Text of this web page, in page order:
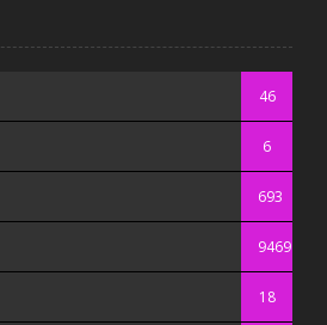
46
6
693
9469
18